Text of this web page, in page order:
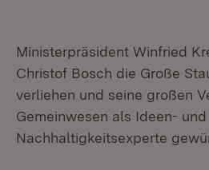
Ministerpräsident Winfried
Christof Bosch die Große
verliehen und seine großen
Gemeinwesen als Ideen-
Nachhaltigkeitsexperte